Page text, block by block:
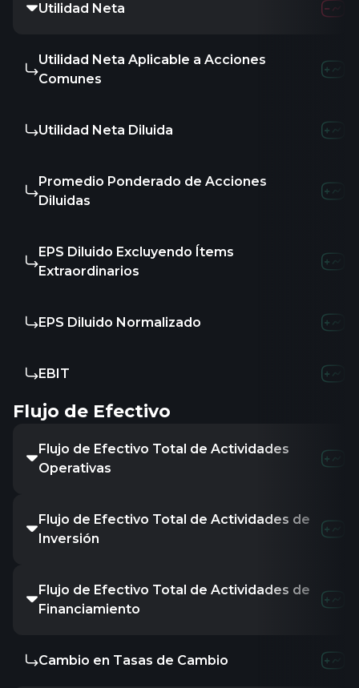
Utilidad Neta
Utilidad Neta Aplicable a Acciones
Comunes
Utilidad Neta Diluida
Promedio Ponderado de Acciones
Diluidas
EPS Diluido Excluyendo Ítems
Extraordinarios
EPS Diluido Normalizado
EBIT
Flujo de Efectivo
Flujo de Efectivo Total de Actividades
Operativas
Flujo de Efectivo Total de Actividades de
Inversión
Flujo de Efectivo Total de Actividades de
Financiamiento
Cambio en Tasas de Cambio